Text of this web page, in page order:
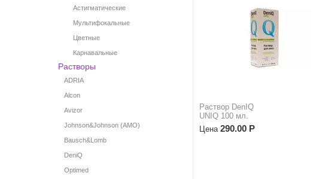
Астигматические
Мультифокальные
Цветные
Карнавальные
Растворы
ADRIA
Alcon
Avizor
Johnson&Johnson (AMO)
Bausch&Lomb
DeniQ
Optimed
Раствор DenIQ
UNIQ 100 мл.
Цена 290.00 Р